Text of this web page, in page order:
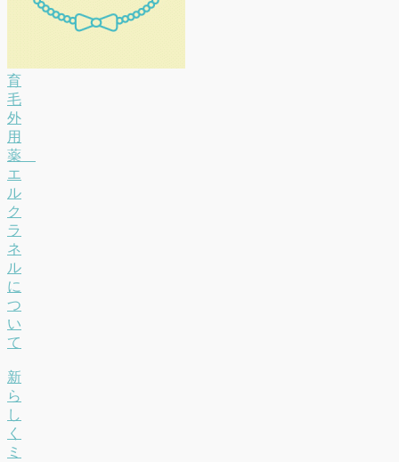
育
毛
外
用
薬
エ
ル
ク
ラ
ネ
ル
に
つ
い
て
新
ら
し
く
ミ